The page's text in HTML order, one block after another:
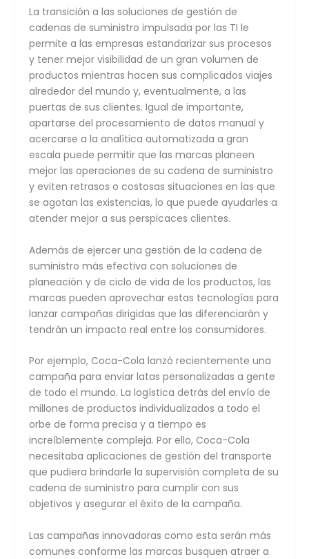
La transición a las soluciones de gestión de
cadenas de suministro impulsada por las TI le
permite a las empresas estandarizar sus procesos
y tener mejor visibilidad de un gran volumen de
productos mientras hacen sus complicados viajes
alrededor del mundo y, eventualmente, a las
puertas de sus clientes. Igual de importante,
apartarse del procesamiento de datos manual y
acercarse a la analítica automatizada a gran
escala puede permitir que las marcas planeen
mejor las operaciones de su cadena de suministro
y eviten retrasos o costosas situaciones en las que
se agotan las existencias, lo que puede ayudarles a
atender mejor a sus perspicaces clientes.
Además de ejercer una gestión de la cadena de
suministro más efectiva con soluciones de
planeación y de ciclo de vida de los productos, las
marcas pueden aprovechar estas tecnologías para
lanzar campañas dirigidas que las diferenciarán y
tendrán un impacto real entre los consumidores.
Por ejemplo, Coca-Cola lanzó recientemente una
campaña para enviar latas personalizadas a gente
de todo el mundo. La logística detrás del envío de
millones de productos individualizados a todo el
orbe de forma precisa y a tiempo es
increíblemente compleja. Por ello, Coca-Cola
necesitaba aplicaciones de gestión del transporte
que pudiera brindarle la supervisión completa de su
cadena de suministro para cumplir con sus
objetivos y asegurar el éxito de la campaña.
Las campañas innovadoras como esta serán más
comunes conforme las marcas busquen atraer a